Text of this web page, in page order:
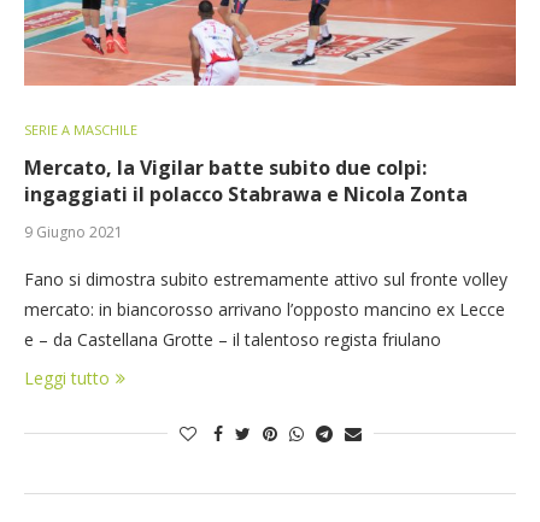
SERIE A MASCHILE
Mercato, la Vigilar batte subito due colpi:
ingaggiati il polacco Stabrawa e Nicola Zonta
9 Giugno 2021
Fano si dimostra subito estremamente attivo sul fronte volley
mercato: in biancorosso arrivano l’opposto mancino ex Lecce
e – da Castellana Grotte – il talentoso regista friulano
Leggi tutto